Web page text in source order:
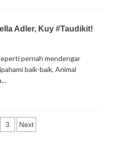
Adler, Kuy #Taudikit!
pernah mendengar
baik-baik, Animal
3 Next